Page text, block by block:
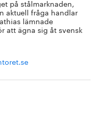
på stålmarknaden,
aktuell fråga handlar
lämnade
att ägna sig åt svensk